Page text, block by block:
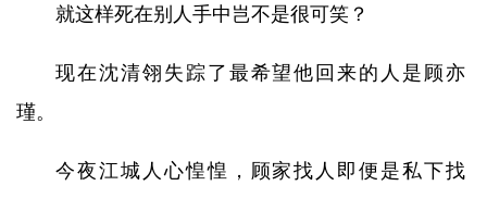
就这样死在别人手中岂不是很可笑？
现在沈清翎失踪了最希望他回来的人是顾亦
瑾。
今夜江城人心惶惶，顾家找人即便是私下找